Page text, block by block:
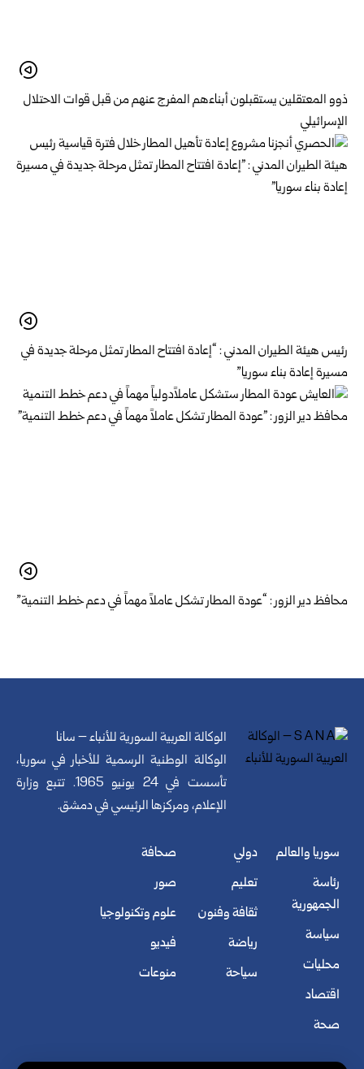
ذوو المعتقلين يستقبلون أبناءهم المفرج عنهم من قبل قوات الاحتلال
الإسرائيلي
رئيس هيئة الطيران المدني : “إعادة افتتاح المطار تمثل مرحلة جديدة في
مسيرة إعادة بناء سوريا”
محافظ دير الزور : “عودة المطار تشكل عاملاً مهماً في دعم خطط التنمية”
الوكالة العربية السورية للأنباء – سانا
الوكالة الوطنية الرسمية للأخبار في سوريا،
تأسست في 24 يونيو 1965. تتبع وزارة
الإعلام، ومركزها الرئيسي في دمشق.
سوريا والعالم
رئاسة
الجمهورية
سياسة
محليات
اقتصاد
صحة
دولي
تعليم
ثقافة وفنون
رياضة
سياحة
صحافة
صور
علوم وتكنولوجيا
فيديو
منوعات